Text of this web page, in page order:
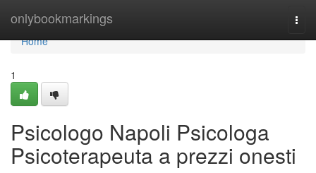
onlybookmarkings
Home
Home
1
Psicologo Napoli Psicologa
Psicoterapeuta a prezzi onesti